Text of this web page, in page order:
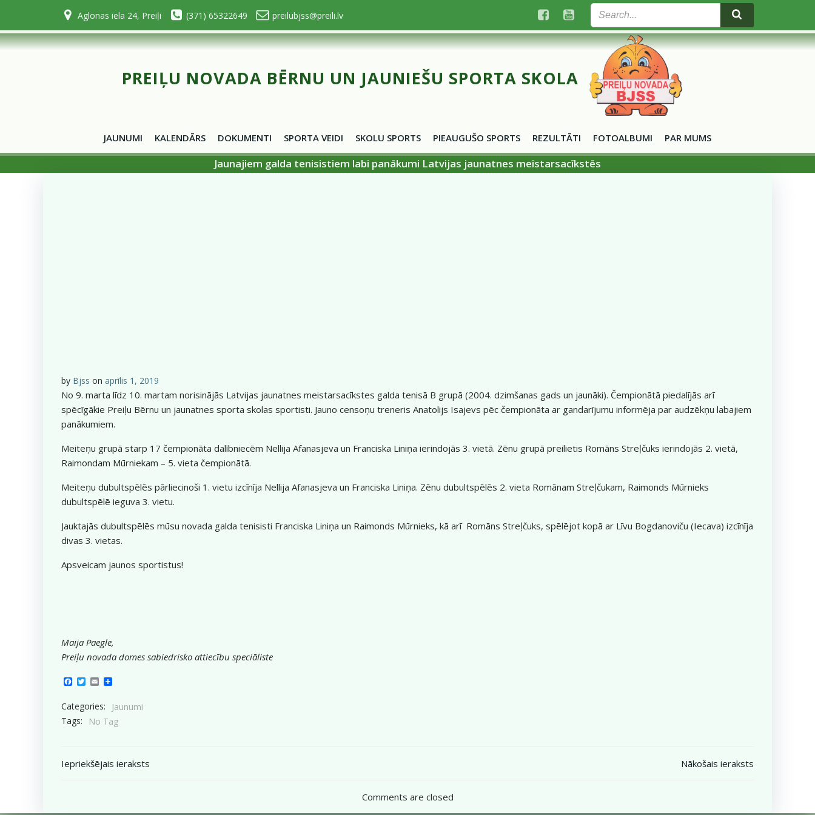
content
Aglonas iela 24, Preiļi (371) 65322649 preilubjss@preili.lv
PREIĻU NOVADA BĒRNU UN JAUNIEŠU SPORTA SKOLA
JAUNUMI KALENDĀRS DOKUMENTI SPORTA VEIDI SKOLU SPORTS PIEAUGUŠO SPORTS REZULTĀTI FOTOALBUMI PAR MUMS
Jaunajiem galda tenisistiem labi panākumi Latvijas jaunatnes meistarsacīkstēs
by Bjss on aprīlis 1, 2019
No 9. marta līdz 10. martam norisinājās Latvijas jaunatnes meistarsacīkstes galda tenisā B grupā (2004. dzimšanas gads un jaunāki). Čempionātā piedalījās arī
spēcīgākie Preiļu Bērnu un jaunatnes sporta skolas sportisti. Jauno censoņu treneris Anatolijs Isajevs pēc čempionāta ar gandarījumu informēja par audzēkņu labajiem
panākumiem.
Meiteņu grupā starp 17 čempionāta dalībniecēm Nellija Afanasjeva un Franciska Liniņa ierindojās 3. vietā. Zēnu grupā preilietis Romāns Streļčuks ierindojās 2. vietā,
Raimondam Mūrniekam – 5. vieta čempionātā.
Meiteņu dubultspēlēs pārliecinoši 1. vietu izcīnīja Nellija Afanasjeva un Franciska Liniņa. Zēnu dubultspēlēs 2. vieta Romānam Streļčukam, Raimonds Mūrnieks
dubultspēlē ieguva 3. vietu.
Jauktajās dubultspēlēs mūsu novada galda tenisisti Franciska Liniņa un Raimonds Mūrnieks, kā arī Romāns Streļčuks, spēlējot kopā ar Līvu Bogdanoviču (Iecava) izcīnīja
divas 3. vietas.
Apsveicam jaunos sportistus!
Maija Paegle,
Preiļu novada domes sabiedrisko attiecību speciāliste
Facebook
Twitter
Email
Categories:
Jaunumi
Tags:
No Tag
Post
Iepriekšējais ieraksts
navigation
Nākošais ieraksts
Comments are closed